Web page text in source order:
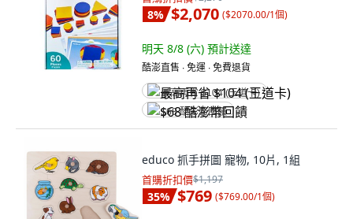
8% $2,070 ($2070.00/1個)
明天 8/8 (六) 預計送達
酷澎直售 ∙ 免運 ∙ 免費退貨
最高再省 $104 (王道卡)
$68 酷澎幣回饋
educo 抓手拼圖 寵物, 10片, 1組
首購折扣價$1,197
35% $769 ($769.00/1個)